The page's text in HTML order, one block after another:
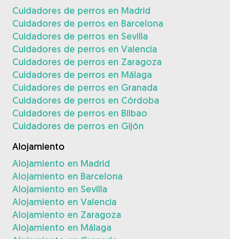
Cuidadores de perros en Madrid
Cuidadores de perros en Barcelona
Cuidadores de perros en Sevilla
Cuidadores de perros en Valencia
Cuidadores de perros en Zaragoza
Cuidadores de perros en Málaga
Cuidadores de perros en Granada
Cuidadores de perros en Córdoba
Cuidadores de perros en Bilbao
Cuidadores de perros en Gijón
Alojamiento
Alojamiento en Madrid
Alojamiento en Barcelona
Alojamiento en Sevilla
Alojamiento en Valencia
Alojamiento en Zaragoza
Alojamiento en Málaga